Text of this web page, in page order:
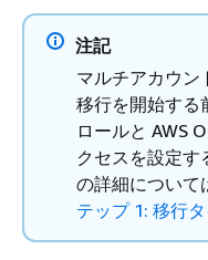
注記
マルチアカウン
移行を開始する
ロールと AWS
クセスを設定
の詳細について
テップ 1: 移行